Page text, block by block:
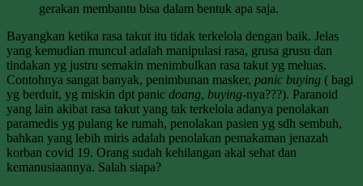
gerakan membantu bisa dalam bentuk apa saja.
Bayangkan ketika rasa takut itu tidak terkelola dengan baik. Jelas
yang kemudian muncul adalah manipulasi rasa, grusa grusu dan
tindakan yg justru semakin menimbulkan rasa takut yg meluas.
Contohnya sangat banyak, penimbunan masker, panic buying ( bagi
yg berduit, yg miskin dpt panic doang, buying-nya???). Paranoid
yang lain akibat rasa takut yang tak terkelola adanya penolakan
paramedis yg pulang ke rumah, penolakan pasien yg sdh sembuh,
bahkan yang lebih miris adalah penolakan pemakaman jenazah
korban covid 19. Orang sudah kehilangan akal sehat dan
kemanusiaannya. Salah siapa?